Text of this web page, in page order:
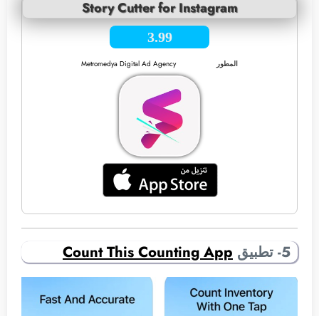
Story Cutter for Instagram
3.99
المطور Metromedya Digital Ad Agency
5- تطبيق Count This Counting App